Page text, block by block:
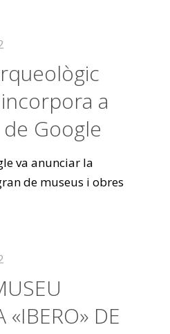
a
Google
va anunciar la
de museus i obres
«IBERO» DE